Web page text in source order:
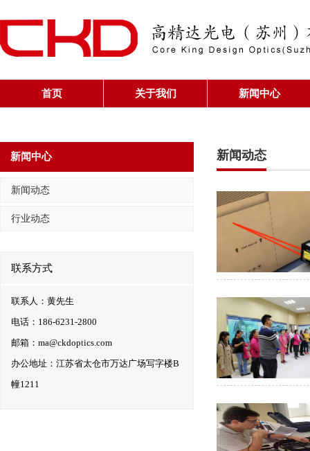
首页 关于我们 新闻中心
新闻中心
新闻动态
行业动态
联系方式
联系人：黄先生
电话：186-6231-2800
邮箱：ma@ckdoptics.com
办公地址：江苏省太仓市万达广场写字楼B
幢1211
新闻动态